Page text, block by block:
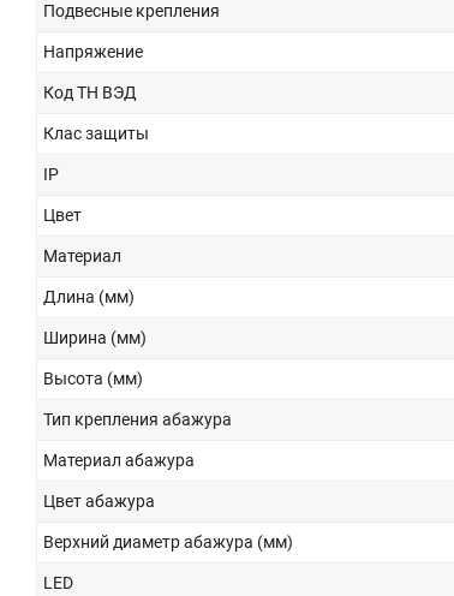
Подвесные крепления
Напряжение
Код ТН ВЭД
Клас защиты
IP
Цвет
Материал
Длина (мм)
Ширина (мм)
Высота (мм)
Тип крепления абажура
Материал абажура
Цвет абажура
Верхний диаметр абажура (мм)
LED